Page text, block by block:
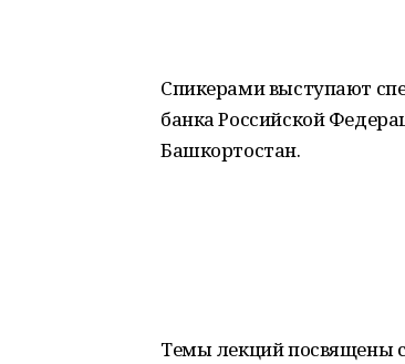
Спикерами выступают
банка Российской
Башкортостан.
Темы лекций посвящены